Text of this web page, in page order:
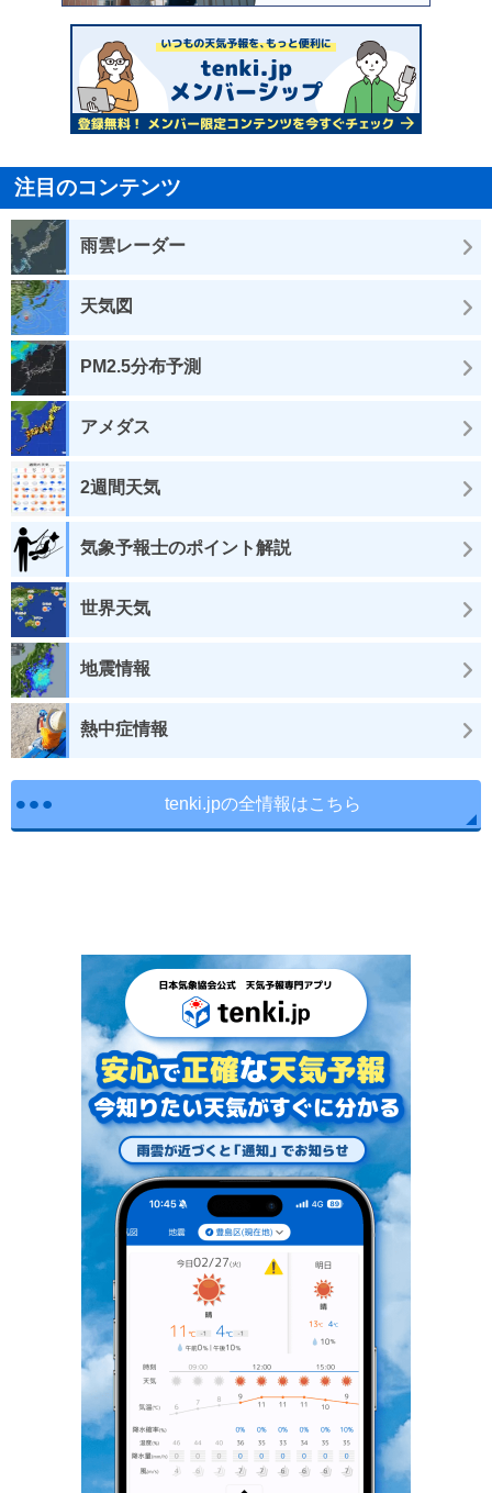
注目のコンテンツ
雨雲レーダー
天気図
PM2.5分布予測
アメダス
2週間天気
気象予報士のポイント解説
世界天気
地震情報
熱中症情報
tenki.jpの全情報はこちら